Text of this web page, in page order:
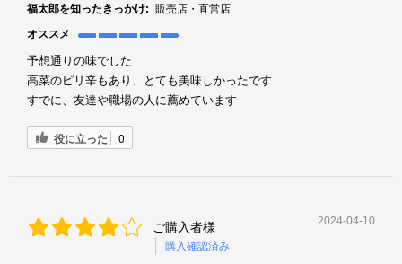
福太郎を知ったきっかけ: 販売店・直営店
オススメ
予想通りの味でした
高菜のピリ辛もあり、とても美味しかったです
すでに、友達や職場の人に薦めています
役に立った 0
ご購入者様
購入確認済み
2024-04-10